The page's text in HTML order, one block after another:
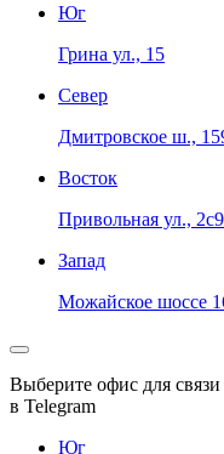
Юг
Грина ул., 15
Север
Дмитровское ш.,
Восток
Привольная ул., 2с9
Запад
Можайское шоссе
Выберите офис для связи
в Telegram
Юг